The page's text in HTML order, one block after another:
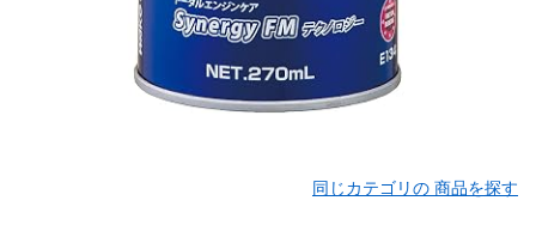
同じカテゴリの 商品を探す